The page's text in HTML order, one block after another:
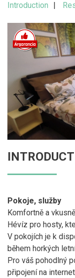
Introduction
Pokoje, služby
Komfortně a
Hévíz pro hosty,
V pokojích je k
během horkých
Pro váš pohodlný
připojení na